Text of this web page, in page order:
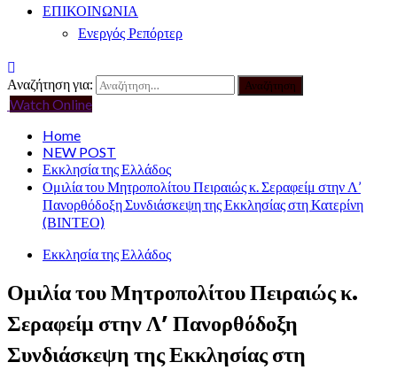
ΕΠΙΚΟΙΝΩΝΙΑ
Ενεργός Ρεπόρτερ
Αναζήτηση για:
Watch Online
Home
NEW POST
Εκκλησία της Ελλάδος
Ομιλία του Μητροπολίτου Πειραιώς κ. Σεραφείμ στην Λ’
Πανορθόδοξη Συνδιάσκεψη της Εκκλησίας στη Κατερίνη
(ΒΙΝΤΕΟ)
Εκκλησία της Ελλάδος
Ομιλία του Μητροπολίτου Πειραιώς κ.
Σεραφείμ στην Λ’ Πανορθόδοξη
Συνδιάσκεψη της Εκκλησίας στη